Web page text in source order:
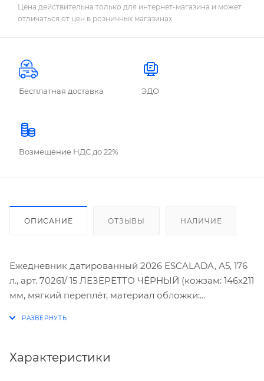
Цена действительна только для интернет-магазина и может
отличаться от цен в розничных магазинах
Бесплатная доставка ЭДО
Возмещение НДС до 22%
ОПИСАНИЕ ОТЗЫВЫ НАЛИЧИЕ
Ежедневник датированный 2026 ESCALADA, А5, 176
л., арт. 70261/ 15 ЛЕЗЕРЕТТО ЧЁРНЫЙ (кожзам: 146x211
мм, мягкий переплёт, материал обложки:
176 л., кремовый офсет 70 г/м², печать в две краски
Характеристики